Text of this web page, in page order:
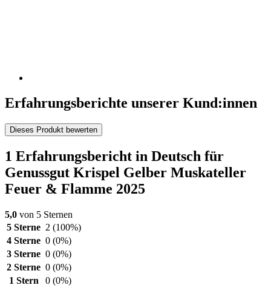
Erfahrungsberichte unserer Kund:innen
Dieses Produkt bewerten
1 Erfahrungsbericht in Deutsch für
Genussgut Krispel Gelber Muskateller
Feuer & Flamme 2025
5,0 von 5 Sternen
5 Sterne 2 (100%)
4 Sterne 0 (0%)
3 Sterne 0 (0%)
2 Sterne 0 (0%)
1 Stern
0 (0%)